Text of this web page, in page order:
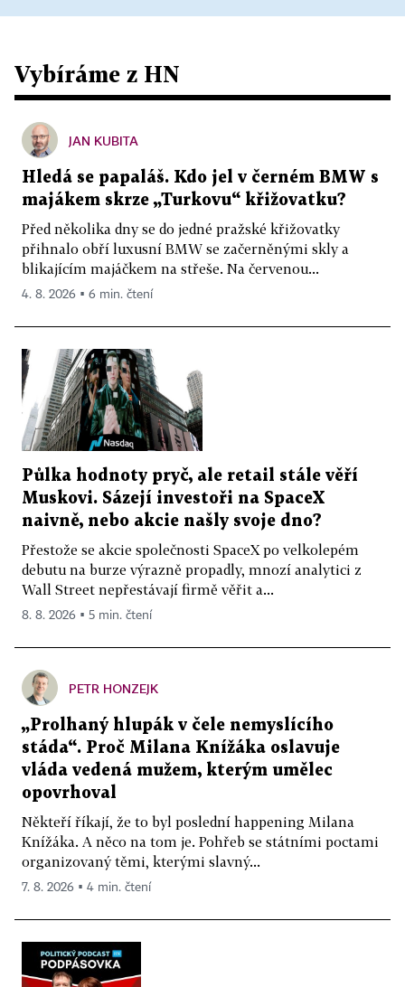
Vybíráme z HN
JAN KUBITA
Hledá se papaláš. Kdo jel v černém BMW s
majákem skrze „Turkovu“ křižovatku?
Před několika dny se do jedné pražské křižovatky
přihnalo obří luxusní BMW se začerněnými skly a
blikajícím majáčkem na střeše. Na červenou...
4. 8. 2026 ▪ 6 min. čtení
Půlka hodnoty pryč, ale retail stále věří
Muskovi. Sázejí investoři na SpaceX
naivně, nebo akcie našly svoje dno?
Přestože se akcie společnosti SpaceX po velkolepém
debutu na burze výrazně propadly, mnozí analytici z
Wall Street nepřestávají firmě věřit a...
8. 8. 2026 ▪ 5 min. čtení
PETR HONZEJK
„Prolhaný hlupák v čele nemyslícího
stáda“. Proč Milana Knížáka oslavuje
vláda vedená mužem, kterým umělec
opovrhoval
Někteří říkají, že to byl poslední happening Milana
Knížáka. A něco na tom je. Pohřeb se státními poctami
organizovaný těmi, kterými slavný...
7. 8. 2026 ▪ 4 min. čtení